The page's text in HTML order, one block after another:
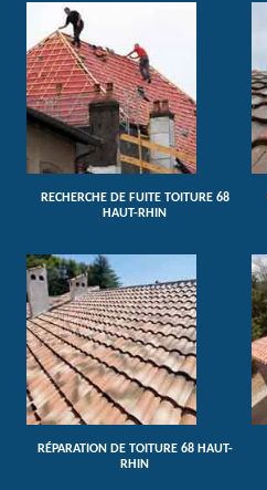
RECHERCHE DE FUITE TOITURE 68
HAUT-RHIN
RÉPARATION DE TOITURE 68 HAUT-
RHIN